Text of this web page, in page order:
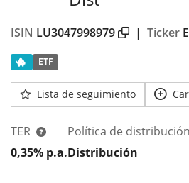
ISIN LU3047998979 | Ticker
ETF
Lista de seguimiento
TER
0,35% p.a.
Política de distribución
Distribución